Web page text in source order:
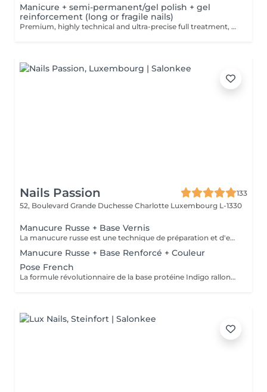
Manicure + semi-permanent/gel polish + gel
reinforcement (long or fragile nails)
Premium, highly technical and ultra-precise full treatment, performed mainly with an e-file to achieve a perfectly clean nail contour and apply the polish as close as possible, even slightly under the cuticle. This technique helps visually delay the regrowth by around 10 days. Visual result: -Extremely well-groomed nails, clean contours, flawless shape -Instagram / photo studio effect: neat, precise, with no visible dry skin We also include a gel reinforcement, recommended for long or fragile or broken nails. A perfect solution for flawless and long-lasting nails: -The average durability is 4 weeks!! Service content -> 95€ : -Removal of old semi-permanent and/or gel polish (if needed, already include in this price/service) -Very meticulous preparation of the nail plate -Removal of dead skin -Shape and file nails -Gentle cuticle care -Correction of the nail shape -Gel reinforcement -Application of semi-permanent nail polish -Application of cuticle oil and hand cream Optional : -Price per nail extension on up to 5 nails (if so please book "WITH simple design") +3€/nail -Price per nail for nail art on up to 5 nails (if so please book "WITH simple design") +3€/nail -Price for simple design (French, Chrome, Baby Boomer, Cat Eyes, Stickers, Foil) 6-10 nails -> +20€ -Price for complex design (3D, Hand drawings, Stamping, French with Chrome, Baby Boomer with Chrome, French with Cat Eyes) 6-10 nails -> +30€
Nails Passion
133
52, Boulevard Grande Duchesse Charlotte Luxembourg L-1330
Manucure Russe + Base Vernis
La manucure russe est une technique de préparation et d'embellissement aussi précise qu'efficace, qui consiste à arranger et sculpter délicatement le contour de l'ongle à l'aide d'outils de précision spécialisés. Esthétique mais aussi pratique, ce travail à la base de l'ongle offre un résultat lisse et net : des contours parfaitement définis, des cuticules durablement éliminées, un gain de longueur... En bref, un aspect soigné pour résultat irréprochable. La formule révolutionnaire de la base protéine Indigo rallonge les ongles, les renforcent naturellement et répare les cassures. Le résultat ? De longs ongles fortifiés qui ne se fendent pas, un véritable soin précieux.
Manucure Russe + Base Renforcé + Couleur
Pose French
La formule révolutionnaire de la base protéine Indigo rallonge les ongles, les renforcent naturellement et répare les cassures. Le résultat ? De longs ongles fortifiés qui ne se fendent pas, un véritable soin précieux.